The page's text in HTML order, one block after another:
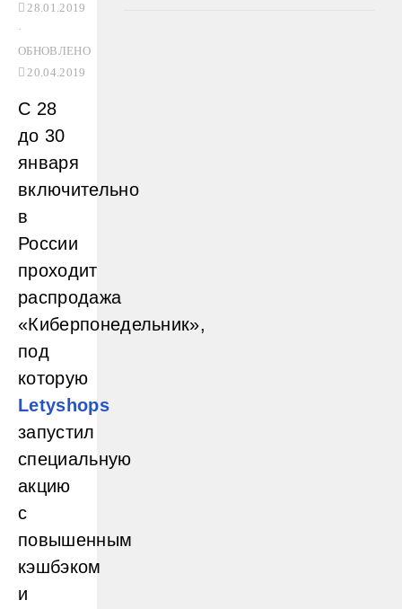
28.01.2019
·
ОБНОВЛЕНО
20.04.2019
С 28
до 30
января
включительно
в
России
проходит
распродажа
«Киберпонедельник»,
под
которую
Letyshops
запустил
специальную
акцию
с
повышенным
кэшбэком
и